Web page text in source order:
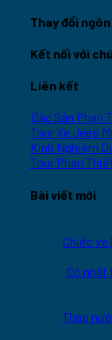
Thay đổi
Kết nối với
Liên kết
Đặc Sản Phan
Tour Xe Jeep
Kinh Nghiệm
Tour Phan
Bài viết mới
Chiếc xe
Có nhất
Tháp